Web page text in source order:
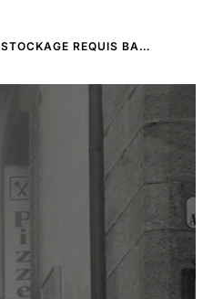
STOCKAGE REQUIS BA…